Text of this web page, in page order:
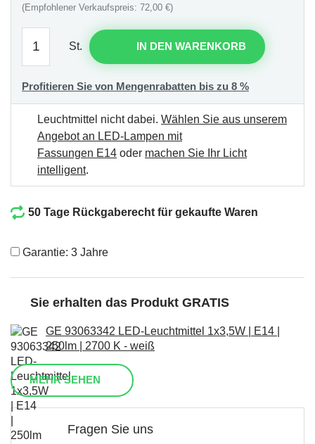
(Empfohlener Verkaufspreis: 72,00 €)
St. IN DEN WARENKORB
Profitieren Sie von Mengenrabatten bis zu 8 %
Leuchtmittel nicht dabei. Wählen Sie aus unserem
Angebot an LED-Lampen mit
Fassungen E14 oder machen Sie Ihr Licht
intelligent.
50 Tage Rückgaberecht für gekaufte Waren
Garantie: 3 Jahre
Sie erhalten das Produkt GRATIS
GE 93063342 LED-Leuchtmittel 1x3,5W | E14 |
250lm | 2700 K - weiß
MEHR SEHEN
Fragen Sie uns